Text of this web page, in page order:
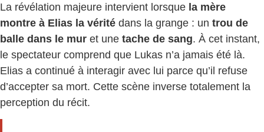
La révélation majeure intervient lorsque la mère
montre à Elias la vérité dans la grange : un trou de
balle dans le mur et une tache de sang. À cet instant,
le spectateur comprend que Lukas n’a jamais été là.
Elias a continué à interagir avec lui parce qu’il refuse
d’accepter sa mort. Cette scène inverse totalement la
perception du récit.